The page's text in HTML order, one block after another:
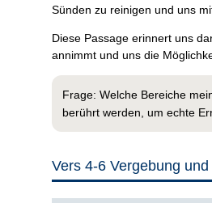
Sünden zu reinigen und uns
Diese Passage erinnert uns
annimmt und uns die
Frage: Welche Bereiche
berührt werden, um echte
Vers 4-6 Vergebung